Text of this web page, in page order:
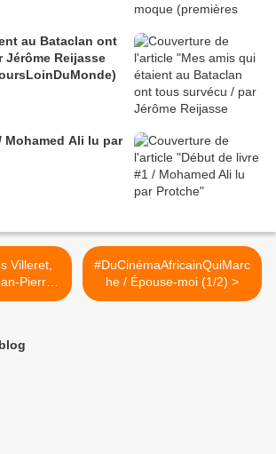
au Bataclan ont
Reijasse
Mohamed Ali lu par
Pierre
/
#DuCinémaAfricainQuiMarc
he / Épouse-moi (1/2) >